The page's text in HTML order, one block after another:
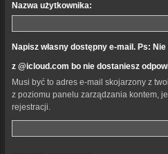
Nazwa użytkownika:
Napisz własny dostępny e-mail. Ps:
z @icloud.com bo nie dostaniesz
Musi być to adres e-mail skojarzony z
z poziomu panelu zarządzania kontem,
rejestracji.